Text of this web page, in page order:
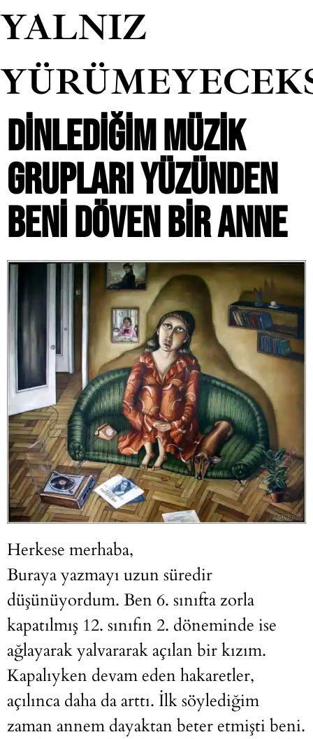
YALNIZ
DINLEDIĞIM MÜZIK
GRUPLARI YÜZÜNDEN
BENI DÖVEN BIR ANNE
Herkese merhaba,
Buraya yazmayı uzun süredir
düşünüyordum. Ben 6. sınıfta zorla
kapatılmış 12. sınıfın 2. döneminde ise
ağlayarak yalvararak açılan bir kızım.
Kapalıyken devam eden hakaretler,
açılınca daha da arttı. İlk söylediğim
zaman annem dayaktan beter etmişti beni.